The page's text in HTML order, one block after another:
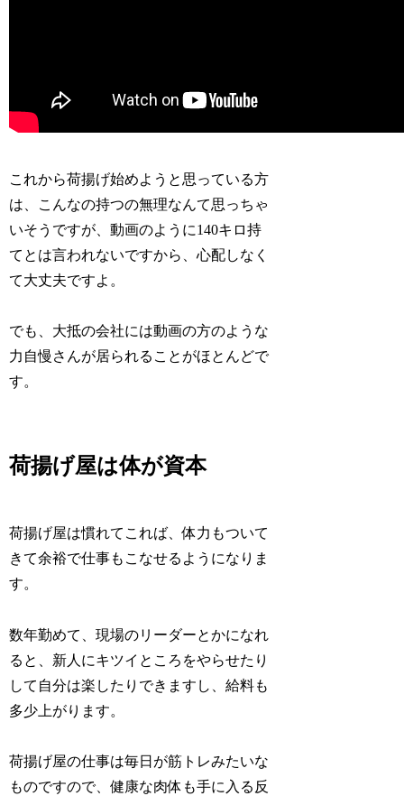
これから荷揚げ始めようと思っている方
は、こんなの持つの無理なんて思っちゃ
いそうですが、動画のように140キロ持
てとは言われないですから、心配しなく
て大丈夫ですよ。
でも、大抵の会社には動画の方のような
力自慢さんが居られることがほとんどで
す。
荷揚げ屋は体が資本
荷揚げ屋は慣れてこれば、体力もついて
きて余裕で仕事もこなせるようになりま
す。
数年勤めて、現場のリーダーとかになれ
ると、新人にキツイところをやらせたり
して自分は楽したりできますし、給料も
多少上がります。
荷揚げ屋の仕事は毎日が筋トレみたいな
ものですので、健康な肉体も手に入る反